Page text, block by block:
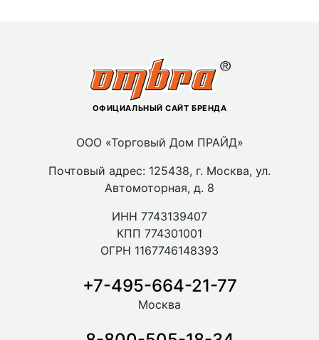
ОФИЦИАЛЬНЫЙ САЙТ БРЕНДА
ООО «Торговый Дом ПРАЙД»
Почтовый адрес: 125438, г. Москва, ул.
Автомоторная, д. 8
ИНН 7743139407
КПП 774301001
ОГРН 1167746148393
+7-495-664-21-77
Москва